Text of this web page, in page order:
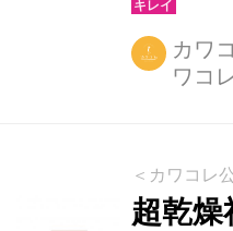
ン！」
カワ
ワコ
＜カワコレ
超乾燥